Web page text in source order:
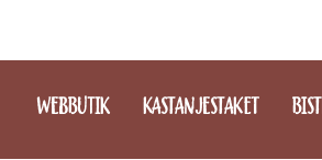
WEBBUTIK KASTANJESTAKET